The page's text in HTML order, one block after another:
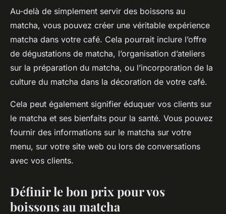
Au-delà de simplement servir des boissons au
matcha, vous pouvez créer une véritable expérience
matcha dans votre café. Cela pourrait inclure l’offre
de dégustations de matcha, l’organisation d’ateliers
sur la préparation du matcha, ou l’incorporation de la
culture du matcha dans la décoration de votre café.
Cela peut également signifier éduquer vos clients sur
le matcha et ses bienfaits pour la santé. Vous pouvez
fournir des informations sur le matcha sur votre
menu, sur votre site web ou lors de conversations
avec vos clients.
Définir le bon prix pour vos
boissons au matcha